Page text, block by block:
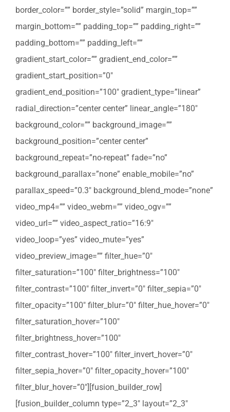
border_color=”” border_style=”solid” margin_top=””
margin_bottom=”” padding_top=”” padding_right=””
padding_bottom=”” padding_left=””
gradient_start_color=”” gradient_end_color=””
gradient_start_position=”0″
gradient_end_position=”100″ gradient_type=”linear”
radial_direction=”center center” linear_angle=”180″
background_color=”” background_image=””
background_position=”center center”
background_repeat=”no-repeat” fade=”no”
background_parallax=”none” enable_mobile=”no”
parallax_speed=”0.3″ background_blend_mode=”none”
video_mp4=”” video_webm=”” video_ogv=””
video_url=”” video_aspect_ratio=”16:9″
video_loop=”yes” video_mute=”yes”
video_preview_image=”” filter_hue=”0″
filter_saturation=”100″ filter_brightness=”100″
filter_contrast=”100″ filter_invert=”0″ filter_sepia=”0″
filter_opacity=”100″ filter_blur=”0″ filter_hue_hover=”0″
filter_saturation_hover=”100″
filter_brightness_hover=”100″
filter_contrast_hover=”100″ filter_invert_hover=”0″
filter_sepia_hover=”0″ filter_opacity_hover=”100″
filter_blur_hover=”0″][fusion_builder_row]
[fusion_builder_column type=”2_3″ layout=”2_3″